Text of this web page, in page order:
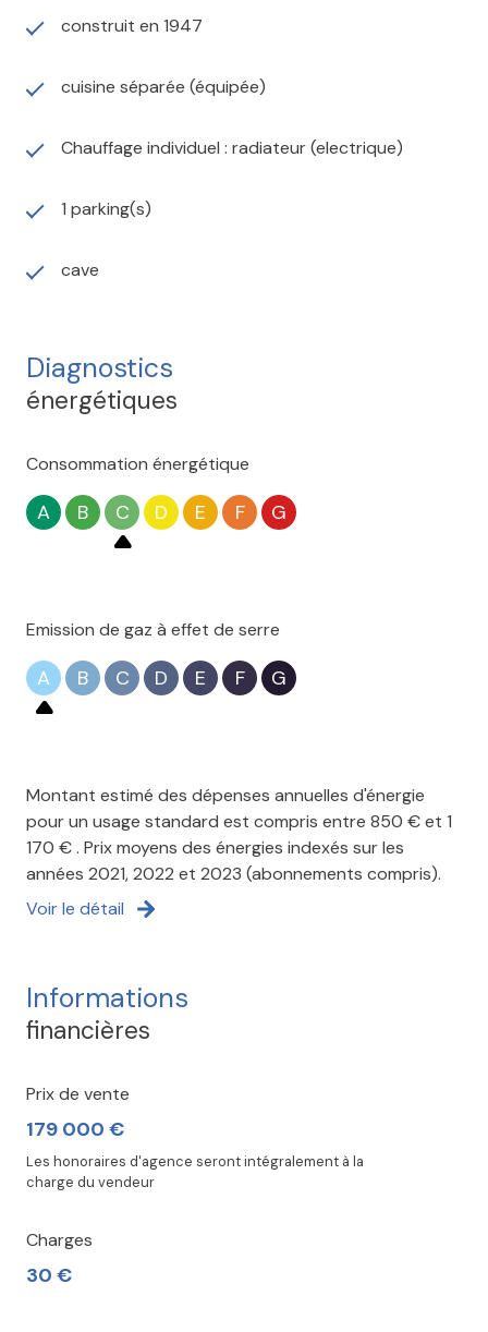
construit en 1947
cuisine séparée (équipée)
Chauffage individuel : radiateur (electrique)
1 parking(s)
cave
Diagnostics
énergétiques
Consommation énergétique
A B C D E F G
Emission de gaz à effet de serre
A B C D E F G
Montant estimé des dépenses annuelles d'énergie
pour un usage standard est compris entre 850 € et 1
170 € . Prix moyens des énergies indexés sur les
années 2021, 2022 et 2023 (abonnements compris).
Voir le détail
Informations
financières
Prix de vente
179 000 €
Les honoraires d'agence seront intégralement à la
charge du vendeur
Charges
30 €